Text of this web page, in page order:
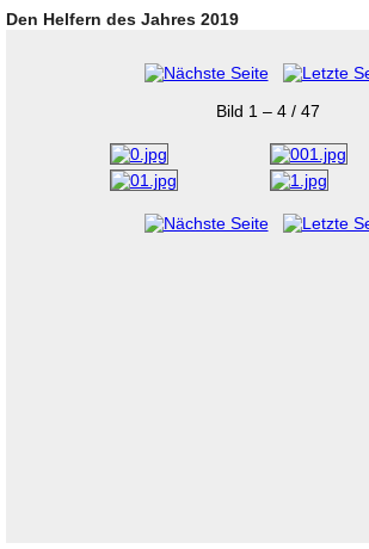
Den Helfern des Jahres 2019